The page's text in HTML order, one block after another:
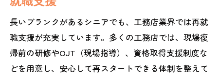
長いブランクがあるシニアでも、工務店業界では再就
職支援が充実しています。多くの工務店では、現場復
帰前の研修やOJT（現場指導）、資格取得支援制度な
どを用意し、安心して再スタートできる体制を整えて